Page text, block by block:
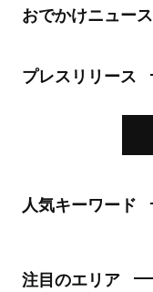
おでかけニュース
プレスリリース
人気キーワード
注目のエリア